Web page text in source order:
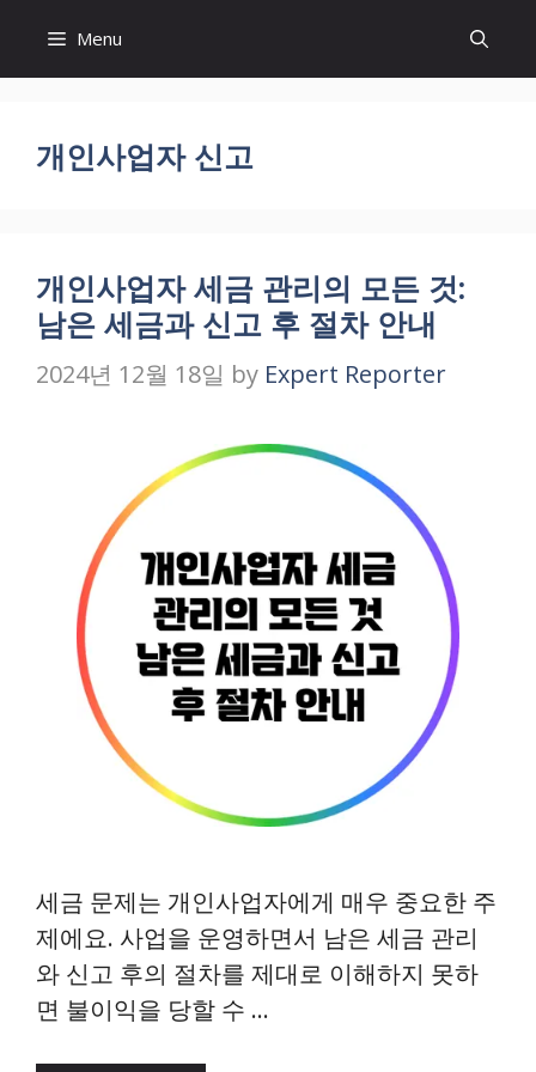
content
Menu
개인사업자 신고
개인사업자 세금 관리의 모든 것:
남은 세금과 신고 후 절차 안내
2024년 12월 18일 by Expert Reporter
세금 문제는 개인사업자에게 매우 중요한 주
제에요. 사업을 운영하면서 남은 세금 관리
와 신고 후의 절차를 제대로 이해하지 못하
면 불이익을 당할 수 …